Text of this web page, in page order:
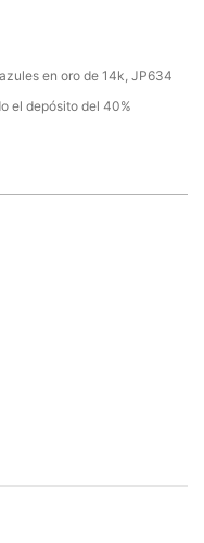
en oro de 14k, JP634
el depósito del 40%